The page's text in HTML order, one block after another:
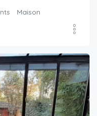
Maison